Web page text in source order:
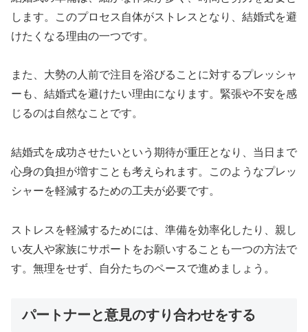
します。このプロセス自体がストレスとなり、結婚式を避
けたくなる理由の一つです。
また、大勢の人前で注目を浴びることに対するプレッシャ
ーも、結婚式を避けたい理由になります。緊張や不安を感
じるのは自然なことです。
結婚式を成功させたいという期待が重圧となり、当日まで
心身の負担が増すことも考えられます。このようなプレッ
シャーを軽減するための工夫が必要です。
ストレスを軽減するためには、準備を効率化したり、親し
い友人や家族にサポートをお願いすることも一つの方法で
す。無理をせず、自分たちのペースで進めましょう。
パートナーと意見のすり合わせをする